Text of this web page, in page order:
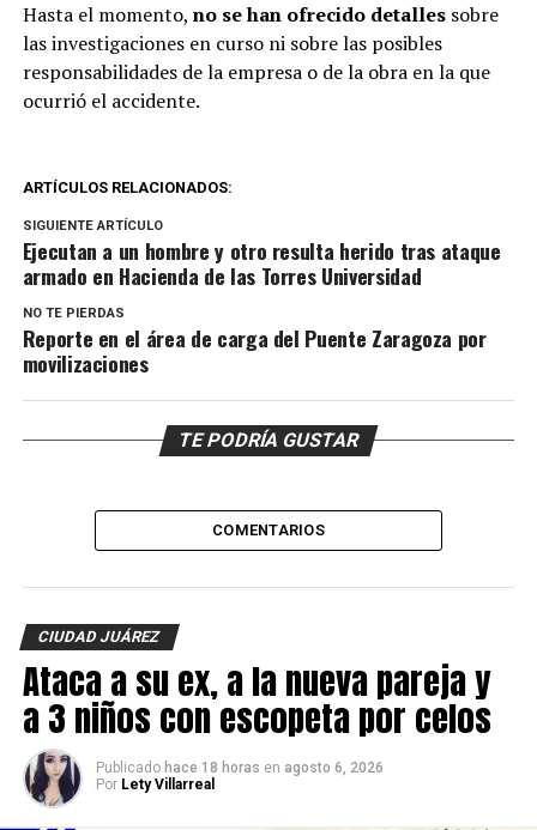
Hasta el momento, no se han ofrecido detallessobre
las investigaciones en curso ni sobre las posibles
responsabilidades de la empresa o de la obra en la que
ocurrió el accidente.
ARTÍCULOS RELACIONADOS:
SIGUIENTE ARTÍCULO
Ejecutan a un hombre y otro resulta herido tras ataque
armado en Hacienda de las Torres Universidad
NO TE PIERDAS
Reporte en el área de carga del Puente Zaragoza por
movilizaciones
TE PODRÍA GUSTAR
COMENTARIOS
CIUDAD JUÁREZ
Ataca a su ex, a la nueva pareja y
a 3 niños con escopeta por celos
Publicado hace 18 horas en agosto 6, 2026
Por Lety Villarreal